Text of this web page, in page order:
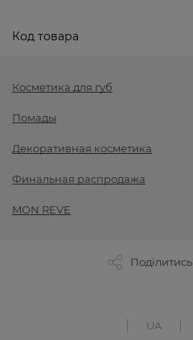
Код товара
Косметика для губ
Помады
Декоративная косметика
Финальная распродажа
MON REVE
UA